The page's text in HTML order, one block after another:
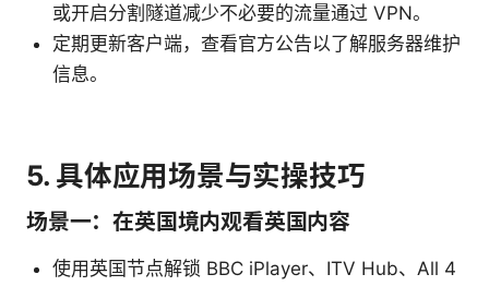
或开启分割隧道减少不必要的流量通过 VPN。
定期更新客户端，查看官方公告以了解服务器维护
信息。
5. 具体应用场景与实操技巧
场景一：在英国境内观看英国内容
使用英国节点解锁 BBC iPlayer、ITV Hub、All 4